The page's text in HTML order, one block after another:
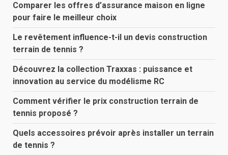
Comparer les offres d’assurance maison en ligne
pour faire le meilleur choix
Le revêtement influence-t-il un devis construction
terrain de tennis ?
Découvrez la collection Traxxas : puissance et
innovation au service du modélisme RC
Comment vérifier le prix construction terrain de
tennis proposé ?
Quels accessoires prévoir après installer un terrain
de tennis ?